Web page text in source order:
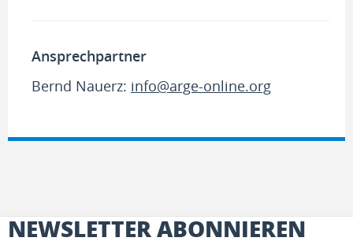
Ansprechpartner
Bernd Nauerz: info@arge-online.org
NEWSLETTER ABONNIEREN